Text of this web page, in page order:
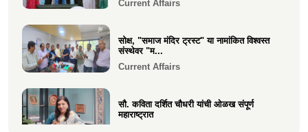
Current Affairs
सोक्ष, "समाज मंदिर ट्रस्ट" या नामांकित विश्वस्त
संस्थेवर "म...
Current Affairs
सौ. कविता दर्शित चौधरी यांची ओळख संपूर्ण
महाराष्ट्रात